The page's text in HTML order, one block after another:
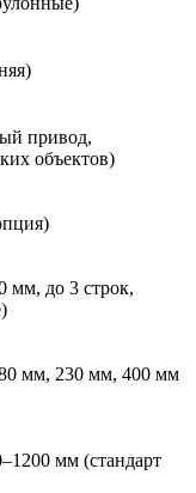
привод,
объектов)
мм, до 3 строк,
мм, 230 мм, 400 мм
мм (стандарт